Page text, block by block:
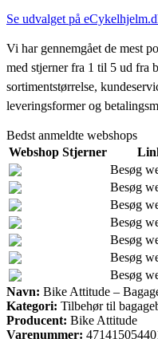
Se udvalget på
Vi har gennemgået de mest
med stjerner fra 1 til 5 ud fra
sortimentstørrelse,
leveringsformer og
Bedst anmeldte webshops
Webshop Stjerner
Besøg
Besøg
Besøg
Besøg
Besøg
Besøg
Besøg
Navn: Bike Attitude –
Kategori: Tilbehør til
Producent: Bike Attitude
Varenummer: